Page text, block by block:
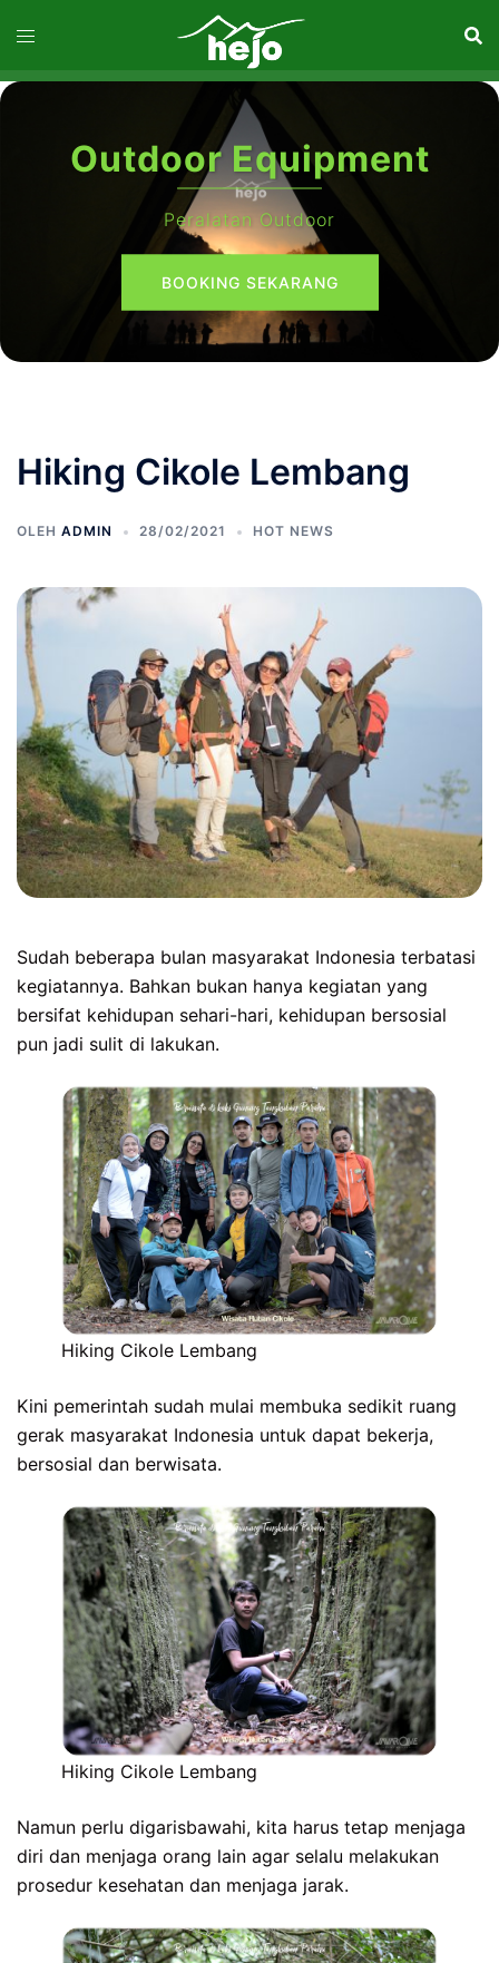
ke
Outdoor Equipment
Peralatan Outdoor
BOOKING SEKARANG
Hiking Cikole Lembang
OLEH ADMIN 28/02/2021 HOT NEWS
Sudah beberapa bulan masyarakat Indonesia terbatasi
kegiatannya. Bahkan bukan hanya kegiatan yang
bersifat kehidupan sehari-hari, kehidupan bersosial
pun jadi sulit di lakukan.
Hiking Cikole Lembang
Kini pemerintah sudah mulai membuka sedikit ruang
gerak masyarakat Indonesia untuk dapat bekerja,
bersosial dan berwisata.
Hiking Cikole Lembang
Namun perlu digarisbawahi, kita harus tetap menjaga
diri dan menjaga orang lain agar selalu melakukan
prosedur kesehatan dan menjaga jarak.